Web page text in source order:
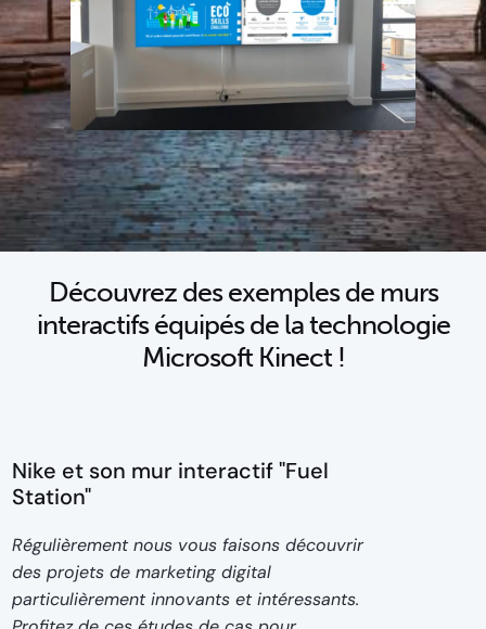
Découvrez des exemples de murs
interactifs équipés de la technologie
Microsoft Kinect !
Nike et son mur interactif "Fuel
Station"
Régulièrement nous vous faisons découvrir
des projets de marketing digital
particulièrement innovants et intéressants.